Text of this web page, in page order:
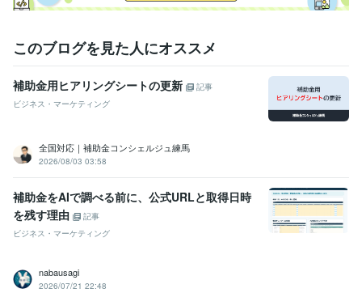
このブログを見た人にオススメ
補助金用ヒアリングシートの更新
記事
ビジネス・マーケティング
全国対応｜補助金コンシェルジュ練馬
2026/08/03 03:58
補助金をAIで調べる前に、公式URLと取得日時
を残す理由
記事
ビジネス・マーケティング
nabausagi
2026/07/21 22:48